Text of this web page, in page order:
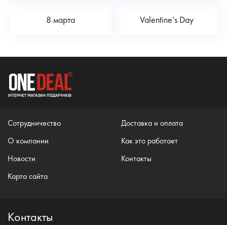
8 марта Valentine’s Day
Сотрудничество
О компании
Новости
Карта сайта
Доставка и оплата
Как это работает
Контакты
Контакты